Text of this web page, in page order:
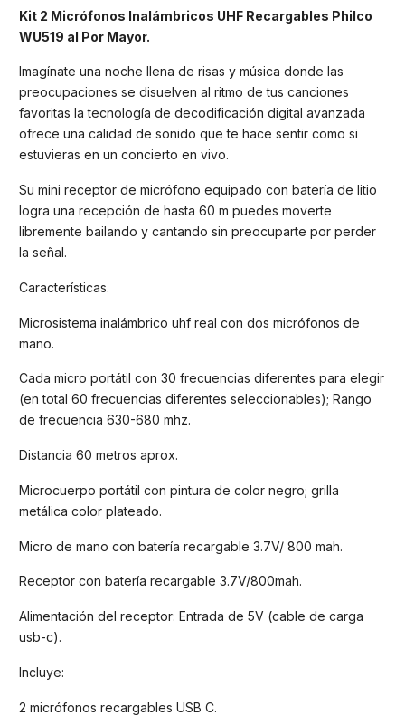
Kit 2 Micrófonos Inalámbricos UHF Recargables Philco
WU519 al Por Mayor.
Imagínate una noche llena de risas y música donde las
preocupaciones se disuelven al ritmo de tus canciones
favoritas la tecnología de decodificación digital avanzada
ofrece una calidad de sonido que te hace sentir como si
estuvieras en un concierto en vivo.
Su mini receptor de micrófono equipado con batería de litio
logra una recepción de hasta 60 m puedes moverte
libremente bailando y cantando sin preocuparte por perder
la señal.
Características.
Microsistema inalámbrico uhf real con dos micrófonos de
mano.
Cada micro portátil con 30 frecuencias diferentes para elegir
(en total 60 frecuencias diferentes seleccionables); Rango
de frecuencia 630-680 mhz.
Distancia 60 metros aprox.
Microcuerpo portátil con pintura de color negro; grilla
metálica color plateado.
Micro de mano con batería recargable 3.7V/ 800 mah.
Receptor con batería recargable 3.7V/800mah.
Alimentación del receptor: Entrada de 5V (cable de carga
usb-c).
Incluye:
2 micrófonos recargables USB C.